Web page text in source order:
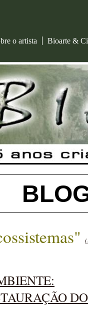
o artista Bioarte &